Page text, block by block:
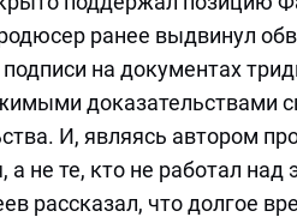
ранее выдвинул
на документах
доказательствами
И, являясь автором
а не те, кто не работал
рассказал, что долгое